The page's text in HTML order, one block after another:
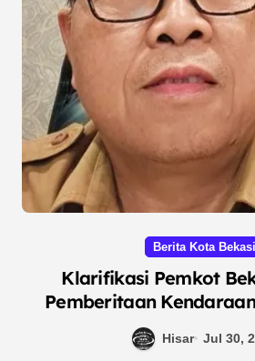
Berita Kota Bekasi
Klarifikasi Pemkot
Pemberitaan
Diketahui
Hisar Jul 30,